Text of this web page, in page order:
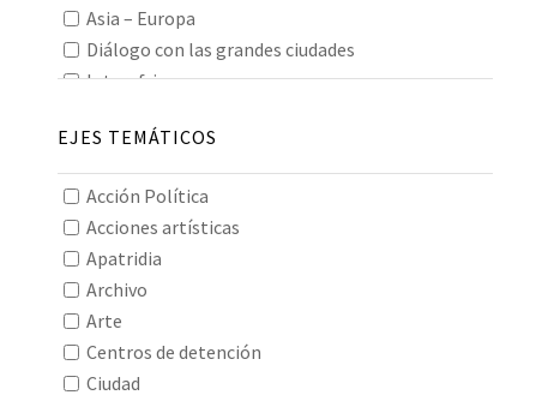
Asia – Europa
Diálogo con las grandes ciudades
Interafricano
Interasiático
Intereuropeo
Oceanía
Todos los continentes
EJES TEMÁTICOS
Acción Política
Acciones artísticas
Apatridia
Archivo
Arte
Centros de detención
Ciudad